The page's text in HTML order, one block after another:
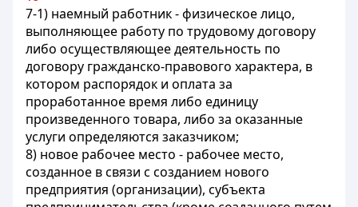
7-1) наемный работник - физическое лицо,
выполняющее работу по трудовому договору
либо осуществляющее деятельность по
договору гражданско-правового характера, в
котором распорядок и оплата за
проработанное время либо единицу
произведенного товара, либо за оказанные
услуги определяются заказчиком;
8) новое рабочее место - рабочее место,
созданное в связи с созданием нового
предприятия (организации), субъекта